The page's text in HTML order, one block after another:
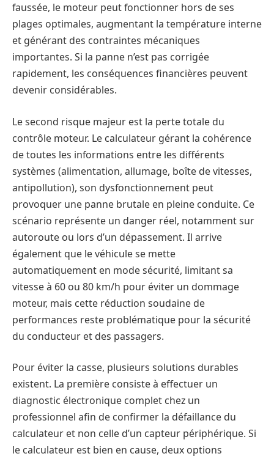
faussée, le moteur peut fonctionner hors de ses
plages optimales, augmentant la température interne
et générant des contraintes mécaniques
importantes. Si la panne n’est pas corrigée
rapidement, les conséquences financières peuvent
devenir considérables.
Le second risque majeur est la perte totale du
contrôle moteur. Le calculateur gérant la cohérence
de toutes les informations entre les différents
systèmes (alimentation, allumage, boîte de vitesses,
antipollution), son dysfonctionnement peut
provoquer une panne brutale en pleine conduite. Ce
scénario représente un danger réel, notamment sur
autoroute ou lors d’un dépassement. Il arrive
également que le véhicule se mette
automatiquement en mode sécurité, limitant sa
vitesse à 60 ou 80 km/h pour éviter un dommage
moteur, mais cette réduction soudaine de
performances reste problématique pour la sécurité
du conducteur et des passagers.
Pour éviter la casse, plusieurs solutions durables
existent. La première consiste à effectuer un
diagnostic électronique complet chez un
professionnel afin de confirmer la défaillance du
calculateur et non celle d’un capteur périphérique. Si
le calculateur est bien en cause, deux options